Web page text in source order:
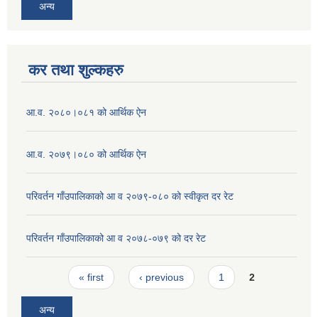
अन्य
कर तथा शुल्कहरु
आ.व. २०८०।०८१ को आर्थिक ऐन
आ.व. २०७९।०८० को आर्थिक ऐन
परिवर्तन गाँउपालिकाको आ व २०७९-०८० को स्वीकृत दर रेट
परिवर्तन गाँउपालिकाको आ व २०७८-०७९ को दर रेट
Pages« first ‹ previous 1 2
अन्य